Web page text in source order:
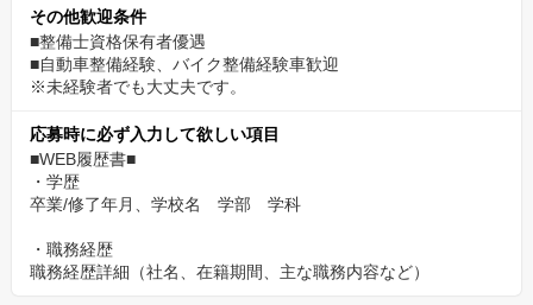
その他歓迎条件
■整備士資格保有者優遇
■自動車整備経験、バイク整備経験車歓迎
※未経験者でも大丈夫です。
応募時に必ず入力して欲しい項目
■WEB履歴書■
・学歴
卒業/修了年月、学校名 学部 学科
・職務経歴
職務経歴詳細（社名、在籍期間、主な職務内容など）